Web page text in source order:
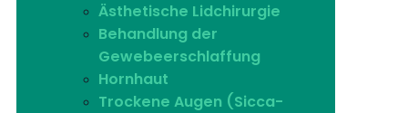
Ästhetische Lidchirurgie
Behandlung der
Gewebeerschlaffung
Hornhaut
Trockene Augen (Sicca-